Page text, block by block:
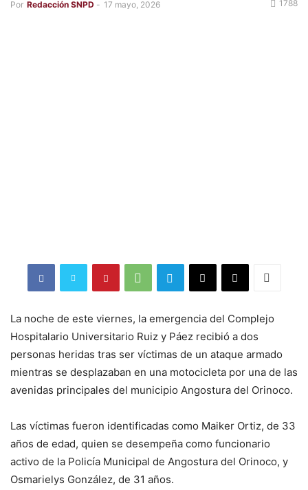
Por Redacción SNPD - 17 mayo, 2026 1788
La noche de este viernes, la emergencia del Complejo
Hospitalario Universitario Ruiz y Páez recibió a dos
personas heridas tras ser víctimas de un ataque armado
mientras se desplazaban en una motocicleta por una de las
avenidas principales del municipio Angostura del Orinoco.
Las víctimas fueron identificadas como Maiker Ortiz, de 33
años de edad, quien se desempeña como funcionario
activo de la Policía Municipal de Angostura del Orinoco, y
Osmarielys González, de 31 años.